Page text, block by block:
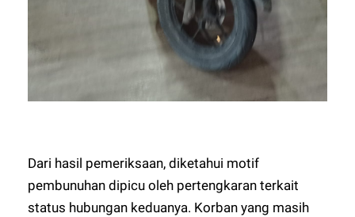
Dari hasil pemeriksaan, diketahui motif
pembunuhan dipicu oleh pertengkaran terkait
status hubungan keduanya. Korban yang masih